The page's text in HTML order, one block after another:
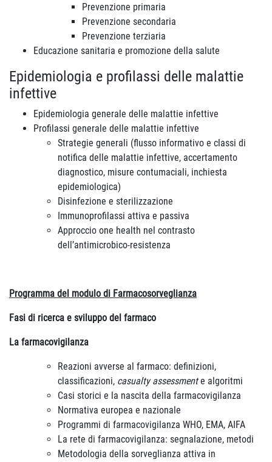
Prevenzione primaria
Prevenzione secondaria
Prevenzione terziaria
Educazione sanitaria e promozione della salute
Epidemiologia e profilassi delle malattie
infettive
Epidemiologia generale delle malattie infettive
Profilassi generale delle malattie infettive
Strategie generali (flusso informativo e classi di
notifica delle malattie infettive, accertamento
diagnostico, misure contumaciali, inchiesta
epidemiologica)
Disinfezione e sterilizzazione
Immunoprofilassi attiva e passiva
Approccio one health nel contrasto
dell’antimicrobico-resistenza
Programma del modulo di Farmacosorveglianza
Fasi di ricerca e sviluppo del farmaco
La farmacovigilanza
Reazioni avverse al farmaco: definizioni,
classificazioni, casualty assessmente algoritmi
Casi storici e la nascita della farmacovigilanza
Normativa europea e nazionale
Programmi di farmacovigilanza WHO, EMA, AIFA
La rete di farmacovigilanza: segnalazione, metodi
Metodologia della sorveglianza attiva in